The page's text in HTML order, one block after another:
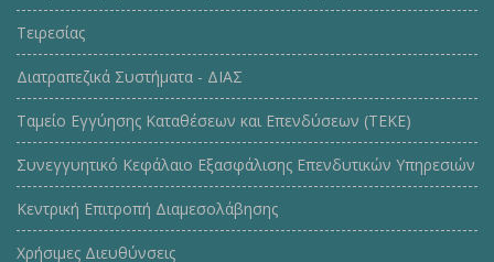
Τειρεσίας
Διατραπεζικά Συστήματα - ΔΙΑΣ
Ταμείο Εγγύησης Καταθέσεων και Επενδύσεων (ΤΕΚE)
Συνεγγυητικό Κεφάλαιο Εξασφάλισης Επενδυτικών Υπηρεσιών
Κεντρική Επιτροπή Διαμεσολάβησης
Χρήσιμες Διευθύνσεις